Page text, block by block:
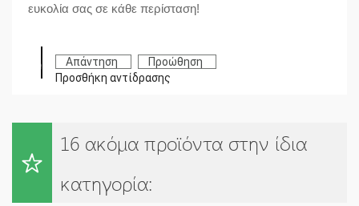
ευκολία σας σε κάθε περίσταση!
Απάντηση
Προώθηση
Προσθήκη αντίδρασης
16 ακόμα προϊόντα στην ίδια
κατηγορία: